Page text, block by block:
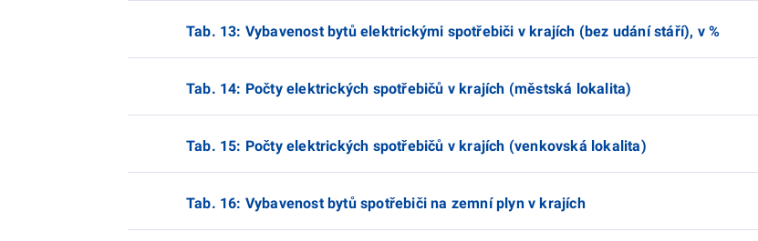
Tab. 13: Vybavenost bytů elektrickými spotřebiči v krajích (bez udání stáří), v %
Tab. 14: Počty elektrických spotřebičů v krajích (městská lokalita)
Tab. 15: Počty elektrických spotřebičů v krajích (venkovská lokalita)
Tab. 16: Vybavenost bytů spotřebiči na zemní plyn v krajích